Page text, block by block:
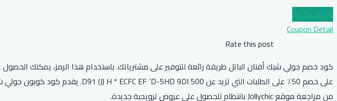
Go To Store
Coupon Detail
Rate this post
من مراجعة موقع Jollychic بانتظام للحصول على عروض ترويجية جديدة.